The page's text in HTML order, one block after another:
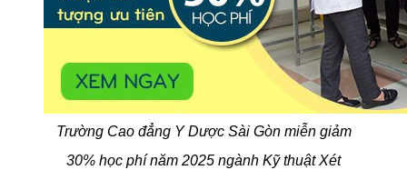
Trường Cao đẳng Y Dược Sài Gòn miễn giảm
30% học phí năm 2025 ngành Kỹ thuật Xét